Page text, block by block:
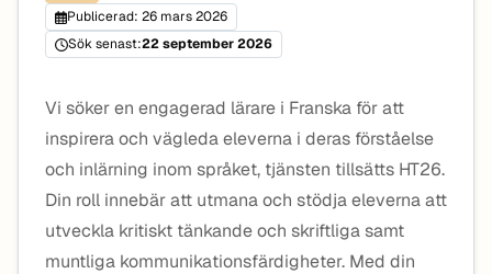
Publicerad: 26 mars 2026
Sök senast:22 september 2026
Vi söker en engagerad lärare i Franska för att
inspirera och vägleda eleverna i deras förståelse
och inlärning inom språket, tjänsten tillsätts HT26.
Din roll innebär att utmana och stödja eleverna att
utveckla kritiskt tänkande och skriftliga samt
muntliga kommunikationsfärdigheter. Med din